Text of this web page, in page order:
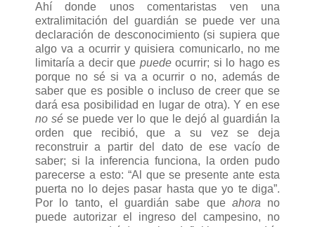
Ahí donde unos comentaristas ven una
extralimitación del guardián se puede ver una
declaración de desconocimiento (si supiera que
algo va a ocurrir y quisiera comunicarlo, no me
limitaría a decir que puedeocurrir; si lo hago es
porque no sé si va a ocurrir o no, además de
saber que es posible o incluso de creer que se
dará esa posibilidad en lugar de otra). Y en ese
no sé se puede ver lo que le dejó al guardián la
orden que recibió, que a su vez se deja
reconstruir a partir del dato de ese vacío de
saber; si la inferencia funciona, la orden pudo
parecerse a esto: “Al que se presente ante esta
puerta no lo dejes pasar hasta que yo te diga”.
Por lo tanto, el guardián sabe que ahora no
puede autorizar el ingreso del campesino, no